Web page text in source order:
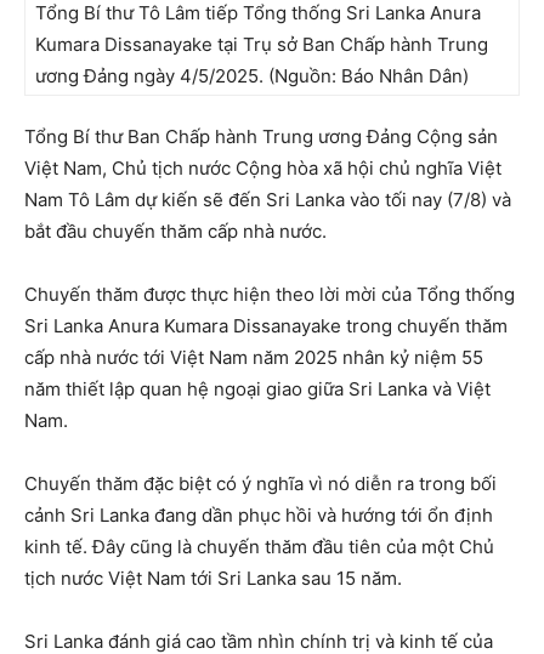
Tổng Bí thư Tô Lâm tiếp Tổng thống Sri Lanka Anura
Kumara Dissanayake tại Trụ sở Ban Chấp hành Trung
ương Đảng ngày 4/5/2025. (Nguồn: Báo Nhân Dân)
Tổng Bí thư Ban Chấp hành Trung ương Đảng Cộng sản
Việt Nam, Chủ tịch nước Cộng hòa xã hội chủ nghĩa Việt
Nam Tô Lâm dự kiến ​​sẽ đến Sri Lanka vào tối nay (7/8) ​​và
bắt đầu chuyến thăm cấp nhà nước.
Chuyến thăm được thực hiện theo lời mời của Tổng thống
Sri Lanka Anura Kumara Dissanayake trong chuyến thăm
cấp nhà nước tới Việt Nam năm 2025 nhân kỷ niệm 55
năm thiết lập quan hệ ngoại giao giữa Sri Lanka và Việt
Nam.
Chuyến thăm đặc biệt có ý nghĩa vì nó diễn ra trong bối
cảnh Sri Lanka đang dần phục hồi và hướng tới ổn định
kinh tế. Đây cũng là chuyến thăm đầu tiên của một Chủ
tịch nước Việt Nam tới Sri Lanka sau 15 năm.
Sri Lanka đánh giá cao tầm nhìn chính trị và kinh tế của